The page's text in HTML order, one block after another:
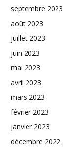
septembre 2023
août 2023
juillet 2023
juin 2023
mai 2023
avril 2023
mars 2023
février 2023
janvier 2023
décembre 2022